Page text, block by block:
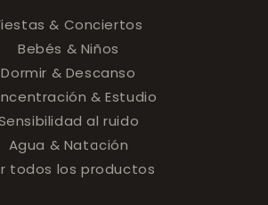
& Conciertos
Bebés & Niños
Dormir & Descanso
& Estudio
al ruido
Agua & Natación
todos los productos